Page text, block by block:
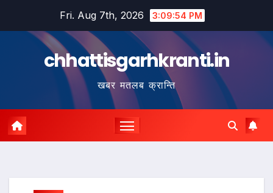
Fri. Aug 7th, 2026 3:09:54 PM
chhattisgarhkranti.in
खबर मतलब क्रान्ति